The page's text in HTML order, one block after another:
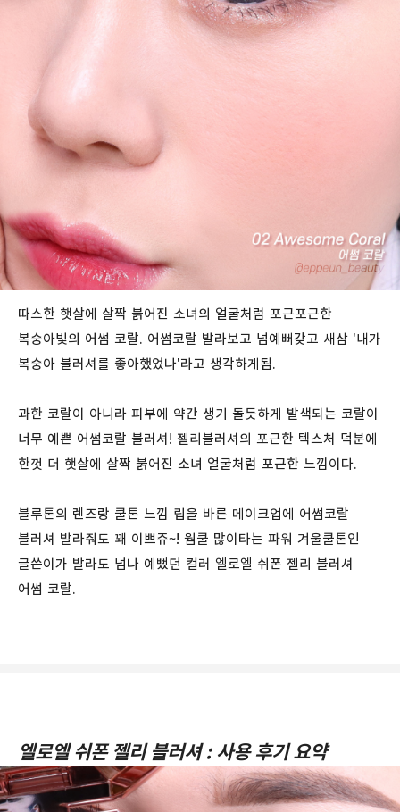
따스한 햇살에 살짝 붉어진 소녀의 얼굴처럼 포근포근한
복숭아빛의 어썸 코랄. 어썸코랄 발라보고 넘예뻐갖고 새삼 '내가
복숭아 블러셔를 좋아했었나'라고 생각하게됨.
과한 코랄이 아니라 피부에 약간 생기 돌듯하게 발색되는 코랄이
너무 예쁜 어썸코랄 블러셔! 젤리블러셔의 포근한 텍스처 덕분에
한껏 더 햇살에 살짝 붉어진 소녀 얼굴처럼 포근한 느낌이다.
블루톤의 렌즈랑 쿨톤 느낌 립을 바른 메이크업에 어썸코랄
블러셔 발라줘도 꽤 이쁘쥬~! 웜쿨 많이타는 파워 겨울쿨톤인
글쓴이가 발라도 넘나 예뻤던 컬러 엘로엘 쉬폰 젤리 블러셔
어썸 코랄.
엘로엘 쉬폰 젤리 블러셔 : 사용 후기 요약